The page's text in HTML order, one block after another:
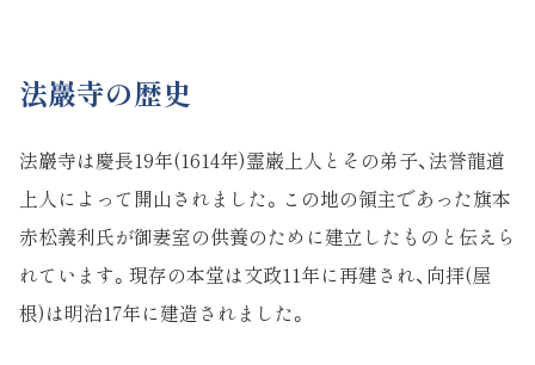
法巖寺の歴史
法巖寺は慶長19年(1614年)霊巌上人とその弟子、法誉龍道
上人によって開山されました。この地の領主であった旗本
赤松義利氏が御妻室の供養のために建立したものと伝えら
れています。現存の本堂は文政11年に再建され、向拝(屋
根)は明治17年に建造されました。